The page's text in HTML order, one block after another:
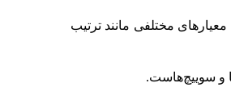
مختلفی مانند ترتیب